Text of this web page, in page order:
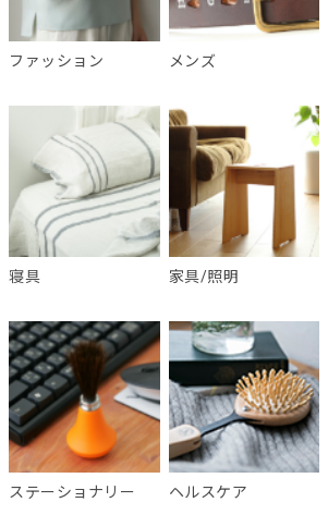
ファッション メンズ
寝具 家具/照明
ステーショナリー ヘルスケア